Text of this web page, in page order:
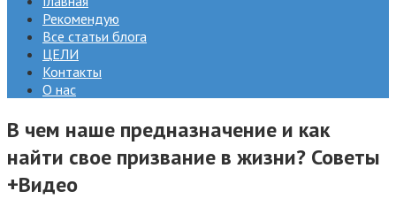
Рекомендую
Все статьи блога
ЦЕЛИ
Контакты
О нас
В чем наше предназначение и как
найти свое призвание в жизни? Советы
+Видео